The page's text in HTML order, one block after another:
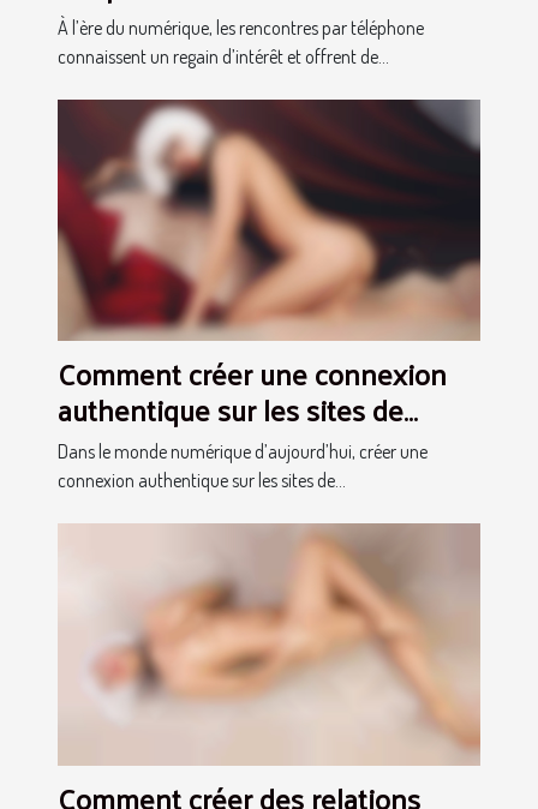
relations modernes ?
À l’ère du numérique, les rencontres par téléphone
connaissent un regain d’intérêt et offrent de...
Comment créer une connexion
authentique sur les sites de
rencontres transgenres ?
Dans le monde numérique d’aujourd’hui, créer une
connexion authentique sur les sites de...
Comment créer des relations